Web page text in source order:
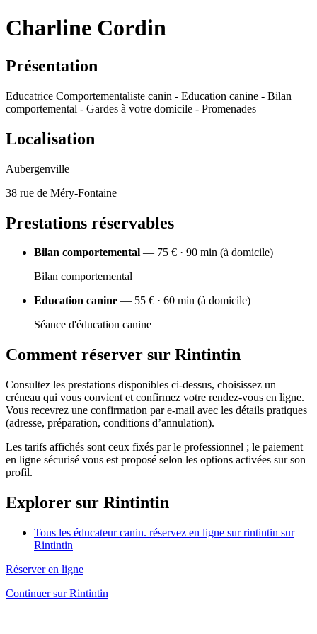
Charline Cordin
Présentation
Educatrice Comportementaliste canin - Education canine - Bilan
comportemental - Gardes à votre domicile - Promenades
Localisation
Aubergenville
38 rue de Méry-Fontaine
Prestations réservables
Bilan comportemental — 75 € · 90 min (à domicile)
Bilan comportemental
Education canine — 55 € · 60 min (à domicile)
Séance d'éducation canine
Comment réserver sur Rintintin
Consultez les prestations disponibles ci-dessus, choisissez un
créneau qui vous convient et confirmez votre rendez-vous en ligne.
Vous recevrez une confirmation par e-mail avec les détails pratiques
(adresse, préparation, conditions d’annulation).
Les tarifs affichés sont ceux fixés par le professionnel ; le paiement
en ligne sécurisé vous est proposé selon les options activées sur son
profil.
Explorer sur Rintintin
Tous les éducateur canin. réservez en ligne sur rintintin sur
Rintintin
Réserver en ligne
Continuer sur Rintintin